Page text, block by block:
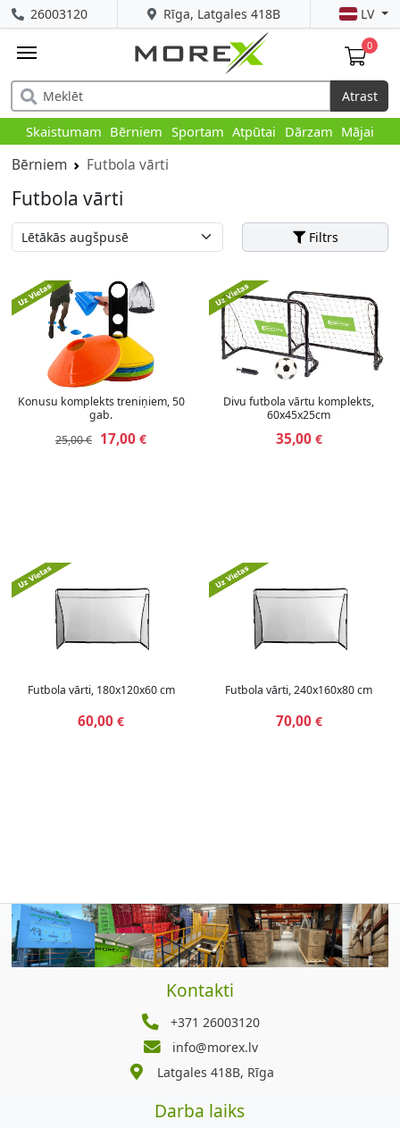
Rīga, Latgales 418B
26003120 LV
0
Atrast
Skaistumam Bērniem Sportam Atpūtai Dārzam Mājai
Bērniem Futbola vārti
Futbola vārti
Filtrs
Konusu komplekts treniņiem, 50
gab.
25,00 € 17,00 €
Divu futbola vārtu komplekts,
60x45x25cm
35,00€
Futbola vārti, 180x120x60 cm
60,00 €
Futbola vārti, 240x160x80 cm
70,00€
Kontakti
+371 26003120
info@morex.lv
Latgales 418B, Rīga
Darba laiks